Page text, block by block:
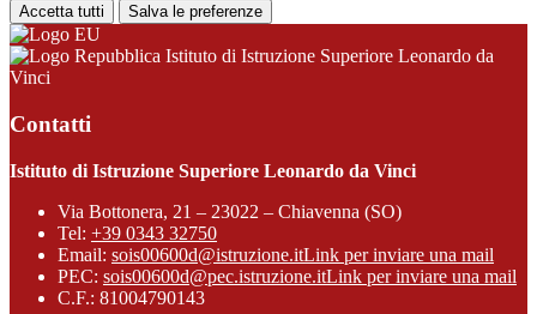
Accetta tutti Salva le preferenze
Istituto di Istruzione Superiore Leonardo da
Vinci
Contatti
Istituto di Istruzione Superiore Leonardo da Vinci
Via Bottonera, 21 – 23022 – Chiavenna (SO)
Tel: +39 0343 32750
Email: sois00600d@istruzione.itLink per inviare una mail
PEC: sois00600d@pec.istruzione.itLink per inviare una mail
C.F.: 81004790143